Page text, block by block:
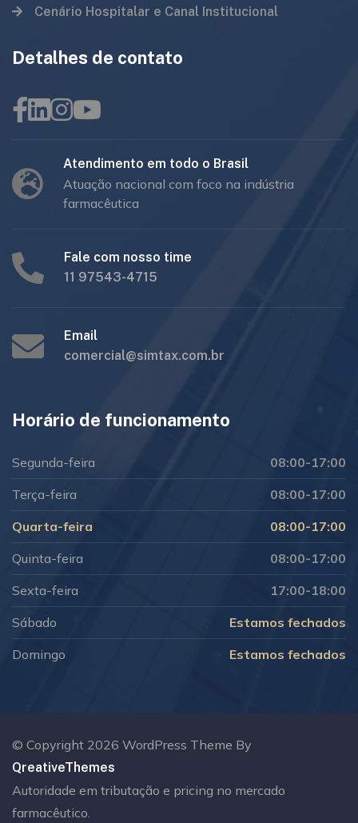
Cenário Hospitalar e Canal Institucional
Detalhes de contato
Atendimento em todo o Brasil
Atuação nacional com foco na indústria
farmacêutica
Fale com nosso time
11 97543-4715
Email
comercial@simtax.com.br
Horário de funcionamento
Segunda-feira
08:00-17:00
Terça-feira
08:00-17:00
Quarta-feira
08:00-17:00
Quinta-feira
08:00-17:00
Sexta-feira
17:00-18:00
Sábado
Estamos fechados
Domingo
Estamos fechados
© Copyright 2026 WordPress Theme By
QreativeThemes
Autoridade em tributação e pricing no mercado
farmacêutico.